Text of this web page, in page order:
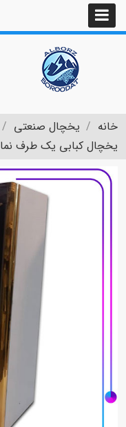
خانه یخچال صنعتی
یخچال کبابی یک طرف نما